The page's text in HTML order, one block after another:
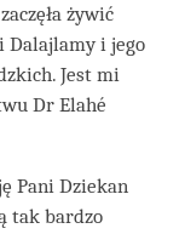
żywić
Dalajlamy i jego
Jest mi
Dr Elahé
Pani Dziekan
tak bardzo